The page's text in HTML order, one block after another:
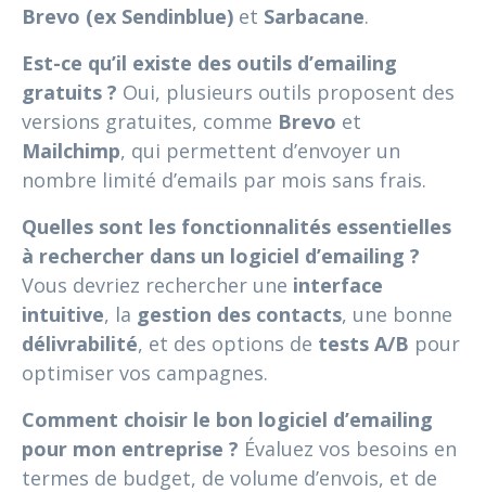
Brevo (ex Sendinblue) et Sarbacane.
Est-ce qu’il existe des outils d’emailing
gratuits ? Oui, plusieurs outils proposent des
versions gratuites, comme Brevo et
Mailchimp, qui permettent d’envoyer un
nombre limité d’emails par mois sans frais.
Quelles sont les fonctionnalités essentielles
à rechercher dans un logiciel d’emailing ?
Vous devriez rechercher une interface
intuitive, la gestion des contacts, une bonne
délivrabilité, et des options de tests A/B pour
optimiser vos campagnes.
Comment choisir le bon logiciel d’emailing
pour mon entreprise ? Évaluez vos besoins en
termes de budget, de volume d’envois, et de